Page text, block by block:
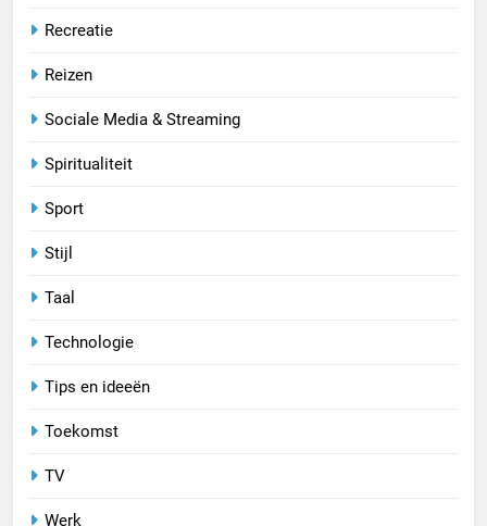
Recreatie
Reizen
Sociale Media & Streaming
Spiritualiteit
Sport
Stijl
Taal
Technologie
Tips en ideeën
Toekomst
TV
Werk